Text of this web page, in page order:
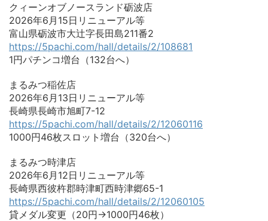
クィーンオブノースランド砺波店
2026年6月15日リニューアル等
富山県砺波市大辻字長田島211番2
https://5pachi.com/hall/details/2/108681
1円パチンコ増台（132台へ）
まるみつ稲佐店
2026年6月13日リニューアル等
長崎県長崎市旭町7-12
https://5pachi.com/hall/details/2/12060116
1000円46枚スロット増台（320台へ）
まるみつ時津店
2026年6月12日リニューアル等
長崎県西彼杵郡時津町西時津郷65-1
https://5pachi.com/hall/details/2/12060105
貸メダル変更（20円→1000円46枚）